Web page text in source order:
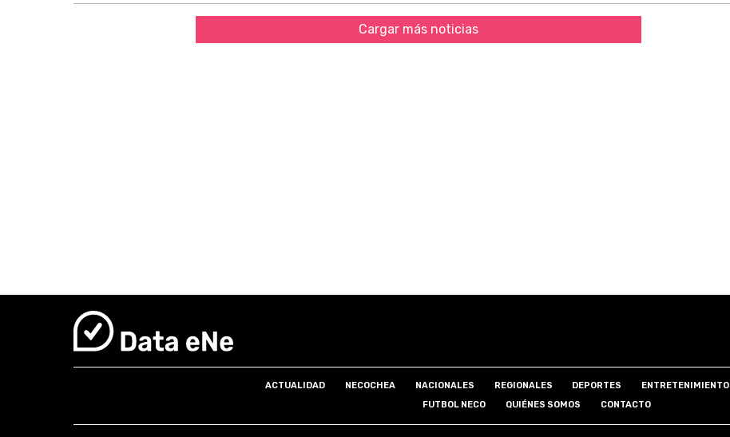
Cargar más noticias
ACTUALIDAD NECOCHEA NACIONALES REGIONALES DEPORTES ENTRETENIMIENTO
FUTBOL NECO
QUIÉNES SOMOS CONTACTO